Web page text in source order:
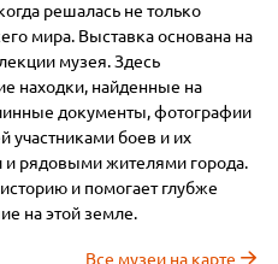
решалась не только
мира. Выставка основана на
музея. Здесь
находки, найденные на
документы, фотографии
участниками боев и их
и рядовыми жителями города.
и помогает глубже
на этой земле.
Все музеи на карте